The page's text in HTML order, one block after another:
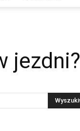
jezdni?